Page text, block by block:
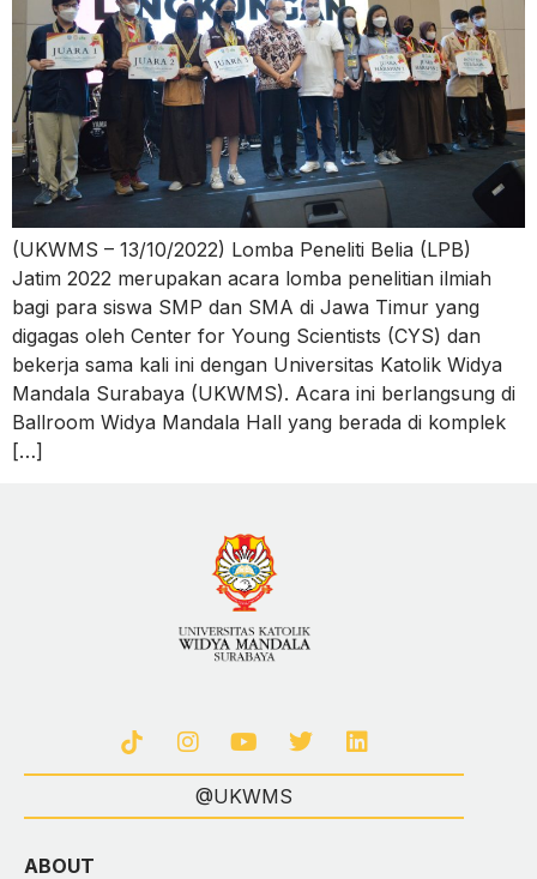
(UKWMS – 13/10/2022) Lomba Peneliti Belia (LPB)
Jatim 2022 merupakan acara lomba penelitian ilmiah
bagi para siswa SMP dan SMA di Jawa Timur yang
digagas oleh Center for Young Scientists (CYS) dan
bekerja sama kali ini dengan Universitas Katolik Widya
Mandala Surabaya (UKWMS). Acara ini berlangsung di
Ballroom Widya Mandala Hall yang berada di komplek
[…]
@UKWMS
ABOUT